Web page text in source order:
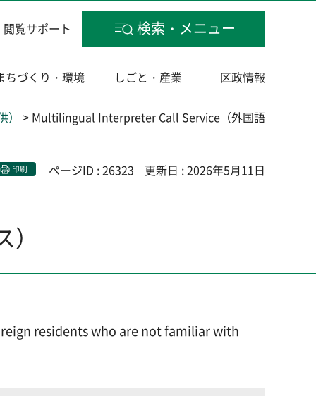
閲覧サポート 検索・メニュー
ちづくり・環境 しごと・産業 区政情報
> Multilingual Interpreter Call Service（外国語
印刷 ページID : 26323 更新日 : 2026年5月11日
residents who are not familiar with